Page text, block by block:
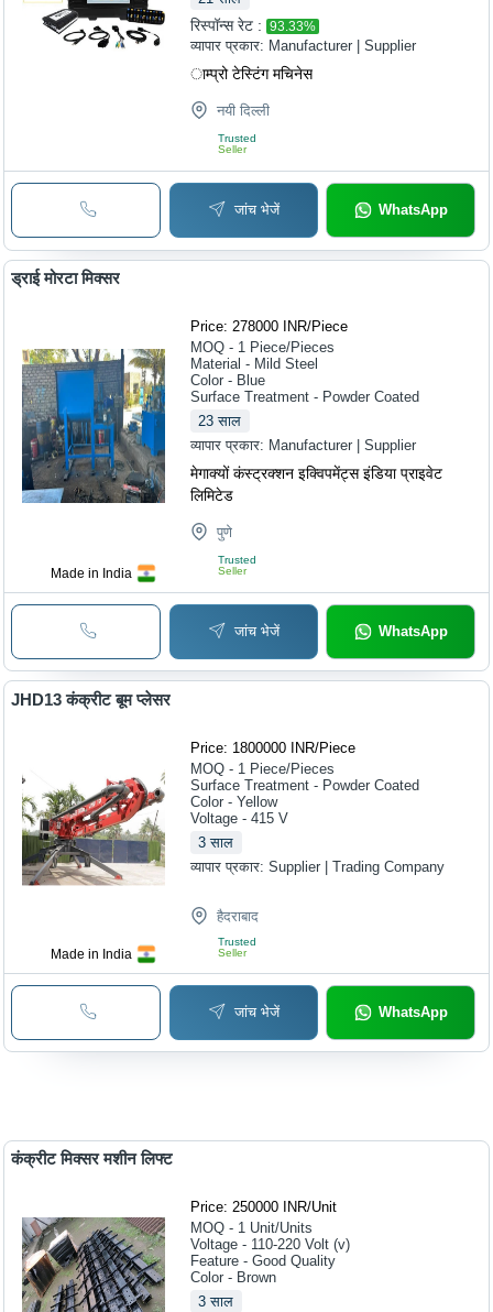
रिस्पॉन्स रेट : 93.33%
व्यापार प्रकार: Manufacturer | Supplier
ाम्प्रो टेस्टिंग मचिनेस
नयी दिल्ली
Trusted
Seller
जांच भेजें WhatsApp
Made in India
ड्राई मोरटा मिक्सर
Price: 278000 INR/Piece
MOQ - 1 Piece/Pieces
Material - Mild Steel
Color - Blue
Surface Treatment - Powder Coated
23 साल
व्यापार प्रकार: Manufacturer | Supplier
मेगाक्यों कंस्ट्रक्शन इक्विपमेंट्स इंडिया प्राइवेट
लिमिटेड
पुणे
Trusted
Seller
जांच भेजें WhatsApp
Made in India
JHD13 कंक्रीट बूम प्लेसर
Price: 1800000 INR/Piece
MOQ - 1 Piece/Pieces
Surface Treatment - Powder Coated
Color - Yellow
Voltage - 415 V
3 साल
व्यापार प्रकार:Supplier | Trading Company
हैदराबाद
Trusted
Seller
जांच भेजें WhatsApp
कंक्रीट मिक्सर मशीन लिफ्ट
Price: 250000 INR/Unit
MOQ - 1 Unit/Units
Voltage - 110-220 Volt (v)
Feature - Good Quality
Color - Brown
3 साल